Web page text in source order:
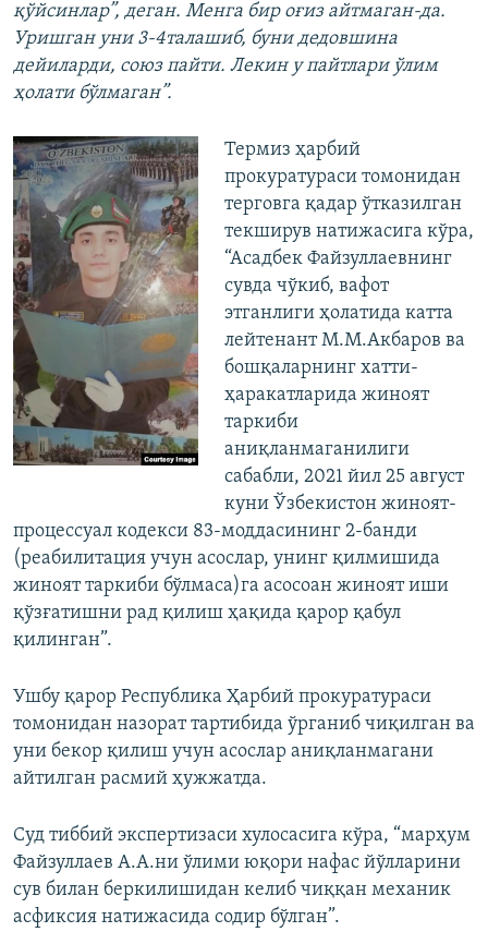
қўйсинлар”, деган. Менга бир оғиз айтмаган-да.
Уришган уни 3-4талашиб, буни дедовшина
дейиларди, союз пайти. Лекин у пайтлари ўлим
ҳолати бўлмаган”.
Термиз ҳарбий
прокуратураси томонидан
терговга қадар ўтказилган
текширув натижасига кўра,
“Асадбек Файзуллаевнинг
сувда чўкиб, вафот
этганлиги ҳолатида катта
лейтенант М.М.Акбаров ва
бошқаларнинг хатти-
ҳаракатларида жиноят
таркиби
аниқланмаганилиги
сабабли, 2021 йил 25 август
куни Ўзбекистон жиноят-
процессуал кодекси 83-моддасининг 2-банди
(реабилитация учун асослар, унинг қилмишида
жиноят таркиби бўлмаса)га асосоан жиноят иши
қўзғатишни рад қилиш ҳақида қарор қабул
қилинган”.
Ушбу қарор Республика Ҳарбий прокуратураси
томонидан назорат тартибида ўрганиб чиқилган ва
уни бекор қилиш учун асослар аниқланмагани
айтилган расмий ҳужжатда.
Суд тиббий экспертизаси хулосасига кўра, “марҳум
Файзуллаев А.А.ни ўлими юқори нафас йўлларини
сув билан беркилишидан келиб чиққан механик
асфиксия натижасида содир бўлган”.